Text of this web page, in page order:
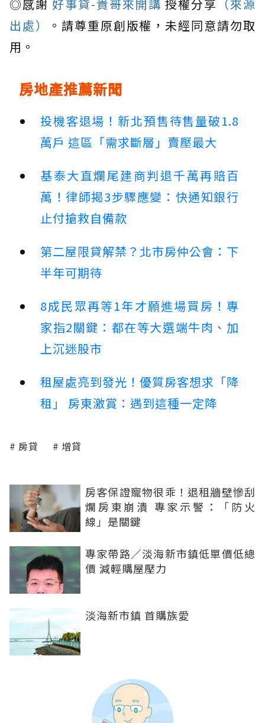
◎感謝 好事貸-貴哥來開講 授權分享 （來源
出處）
。請尊重原創版權，未經同意請勿取
用。
房地產推薦新聞
投機客退場！新北預售待售量破1.8
萬戶 這區「需求斷層」賣壓最大
基泰大直爛尾建商判退千萬再賠百
萬！律師揭3步驟應變：快通知銀行
止付搶救自備款
第二屋限貸解禁？北市房仲公會：下
半年可期待
8成民眾再等1年才願進場買房！專
家指2關鍵：都在等大選端牛肉、加
上沉迷股市
租屋處亮到發光！優質房客想求「降
租」 房東激賞：遇到這種一定降
房貸 增貸
房客保證寵物很乖！退租牆壁慘刮
爛房東崩潰 專家示警：「防火
線」是關鍵
專家帶路／淡海新市鎮低單價低總
價 減輕購屋壓力
淡海新市鎮 首購族愛